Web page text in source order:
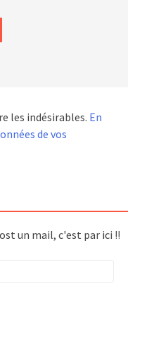
les indésirables. En
de vos
un mail, c'est par ici !!